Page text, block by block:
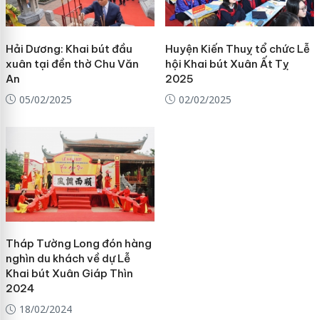
Hải Dương: Khai bút đầu
xuân tại đền thờ Chu Văn
An
05/02/2025
Huyện Kiến Thuỵ tổ chức Lễ
hội Khai bút Xuân Ất Tỵ
2025
02/02/2025
Tháp Tường Long đón hàng
nghìn du khách về dự Lễ
Khai bút Xuân Giáp Thìn
2024
18/02/2024